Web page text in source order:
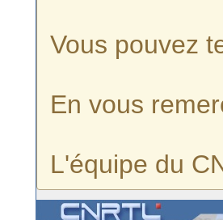
Vous pouvez
En vous
L'équipe du